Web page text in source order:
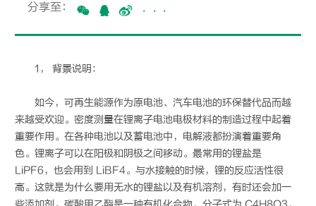
分享至： ···
1， 背景说明：
如今，可再生能源作为原电池、汽车电池的环保替代品而越
来越受欢迎。密度测量在锂离子电池电极材料的制造过程中起着
重要作用。在各种电池以及蓄电池中，电解液都扮演着重要角
色。锂离子可以在阳极和阴极之间移动。最常用的锂盐是
LiPF6，也会用到 LiBF4。与水接触的时候，锂的反应活性很
高。这就是为什么要用无水的锂盐以及有机溶剂，有时还会加一